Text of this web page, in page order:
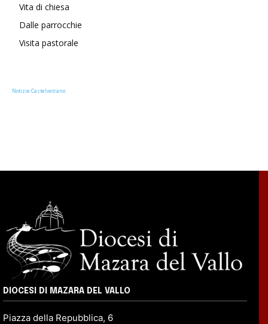
Vita di chiesa
Dalle parrocchie
Visita pastorale
Notizie Castelvetrano
DIOCESI DI MAZARA DEL VALLO
Piazza della Repubblica, 6